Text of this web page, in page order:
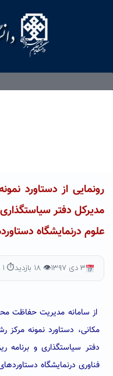
رونمایی از دستاورد
مدیرکل دفتر سیاستگذاری
علوم درنمایشگاه
۳ دی ۱۳۹۷ 👁 ۱۸ بازدید ⏱ ۱ دقیقه مطالعه
از سامانه مدیریت حفاظت
مکانی، دستاورد نمونه
دفتر سیاستگذاری و برنامه
فناوری درنمایشگاه